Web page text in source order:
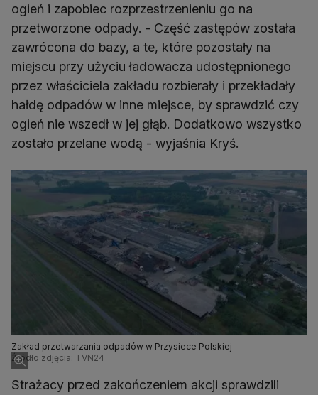
ogień i zapobiec rozprzestrzenieniu go na
przetworzone odpady. - Część zastępów została
zawrócona do bazy, a te, które pozostały na
miejscu przy użyciu ładowacza udostępnionego
przez właściciela zakładu rozbierały i przekładały
hałdę odpadów w inne miejsce, by sprawdzić czy
ogień nie wszedł w jej głąb. Dodatkowo wszystko
zostało przelane wodą - wyjaśnia Kryś.
Zakład przetwarzania odpadów w Przysiece Polskiej
Źródło zdjęcia: TVN24
Strażacy przed zakończeniem akcji sprawdzili